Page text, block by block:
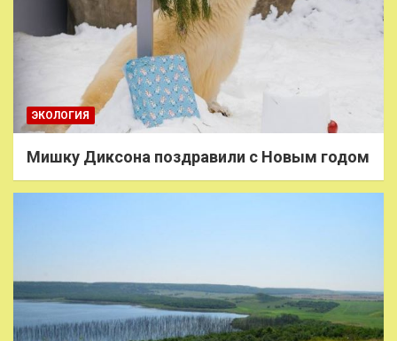
ЭКОЛОГИЯ
Мишку Диксона поздравили с Новым годом